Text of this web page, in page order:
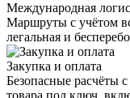
Международная
Маршруты с учётом
легальная и
Закупка и оплата
Безопасные расчёты